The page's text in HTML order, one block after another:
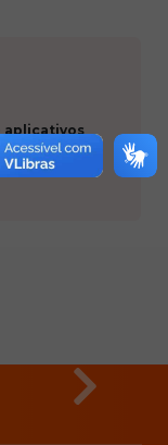
aplicativos